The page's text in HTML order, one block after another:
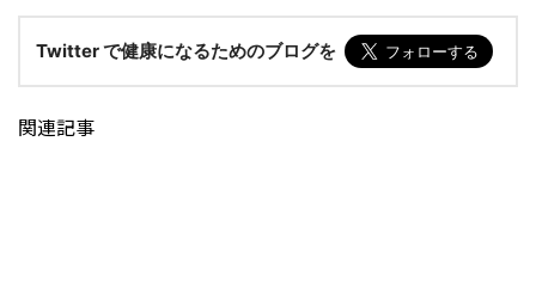
Twitter で健康になるためのブログを
関連記事